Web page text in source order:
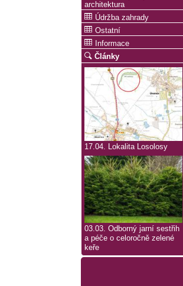
architektura
Údržba zahrady
Ostatní
Informace
Články
17.04. Lokalita Losolosy
03.03. Odborný jarní sestřih
a péče o celoročně zelené
keře